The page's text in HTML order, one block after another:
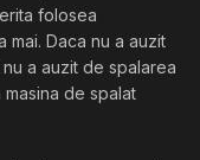
folosea
mai. Daca nu a auzit
a auzit de spalarea
de spalat